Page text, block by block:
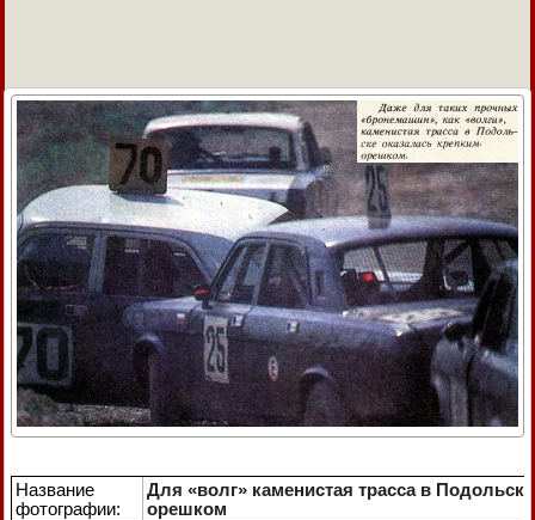
Название
фотографии:
Для «волг» каменистая трасса в
орешком